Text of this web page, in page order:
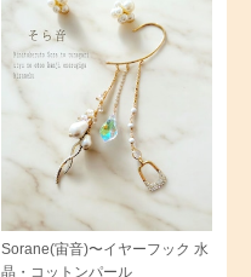
Sorane(宙音)〜イヤーフック 水
晶・コットンパール